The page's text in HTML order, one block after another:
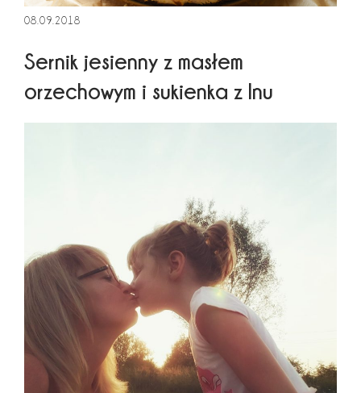
08.09.2018
Sernik jesienny z masłem
orzechowym i sukienka z lnu